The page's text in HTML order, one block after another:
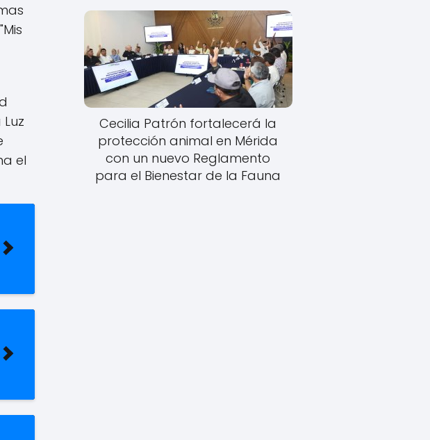
el
Cecilia Patrón fortalecerá la
protección animal en Mérida
con un nuevo Reglamento
para el Bienestar de la Fauna